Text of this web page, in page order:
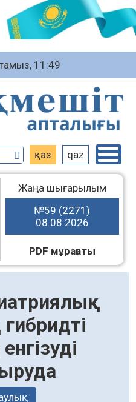
тамыз, 11:49
қаз qaz
Жаңа шығарылым
№59 (2271)
08.08.2026
PDF мұрағаты